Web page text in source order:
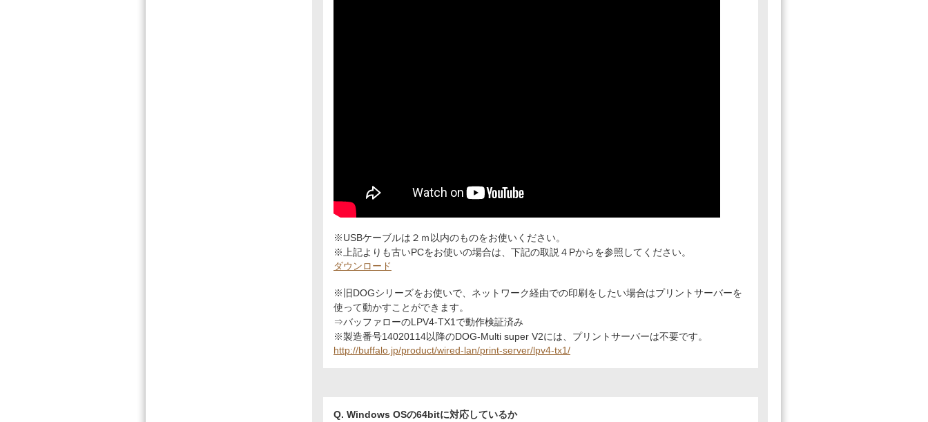
※USBケーブルは２ｍ以内のものをお使いください。
※上記よりも古いPCをお使いの場合は、下記の取説４Pからを参照してください。
ダウンロード
※旧DOGシリーズをお使いで、ネットワーク経由での印刷をしたい場合はプリントサーバーを
使って動かすことができます。
⇒バッファローのLPV4-TX1で動作検証済み
※製造番号14020114以降のDOG-Multi super V2には、プリントサーバーは不要です。
http://buffalo.jp/product/wired-lan/print-server/lpv4-tx1/
Q. Windows OSの64bitに対応しているか